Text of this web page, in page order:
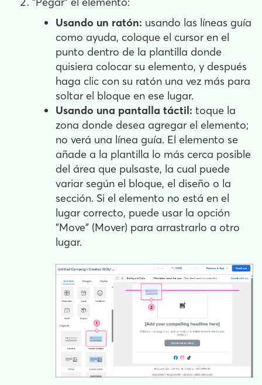
Usando un ratón: usando las líneas guía
como ayuda, coloque el cursor en el
punto dentro de la plantilla donde
quisiera colocar su elemento, y después
haga clic con su ratón una vez más para
soltar el bloque en ese lugar.
Usando una pantalla táctil: toque la
zona donde desea agregar el elemento;
no verá una línea guía. El elemento se
añade a la plantilla lo más cerca posible
del área que pulsaste, la cual puede
variar según el bloque, el diseño o la
sección. Si el elemento no está en el
lugar correcto, puede usar la opción
"Move" (Mover) para arrastrarlo a otro
lugar.